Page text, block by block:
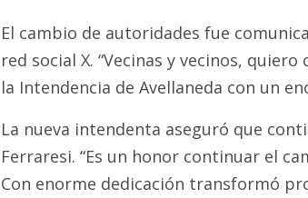
El cambio de autoridades fue
red social X. “Vecinas y vecinos,
la Intendencia de Avellaneda con un
La nueva intendenta aseguró que
Ferraresi. “Es un honor continuar el
Con enorme dedicación transformó